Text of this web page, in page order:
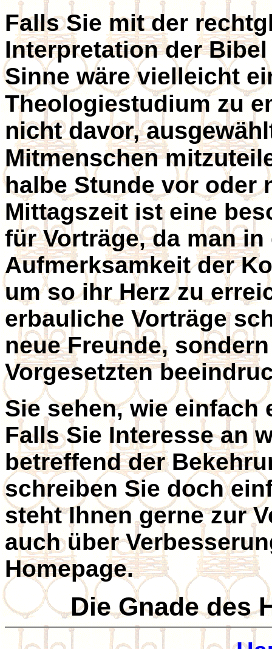
Falls Sie mit der
Interpretation der
Sinne wäre vielleicht
Theologiestudium zu
nicht davor,
Mitmenschen
halbe Stunde vor oder
Mittagszeit ist eine
für Vorträge, da man
Aufmerksamkeit der
um so ihr Herz zu
erbauliche Vorträge
neue Freunde,
Vorgesetzten
Sie sehen, wie einfach
Falls Sie Interesse an
betreffend der
schreiben Sie doch
steht Ihnen gerne zur
auch über
Homepage.
Die Gnade des